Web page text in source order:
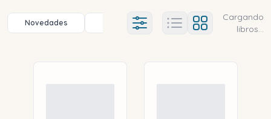
Novedades Título (a-z) Título (z-a)
Ajustes abierto
Cargando
libros...